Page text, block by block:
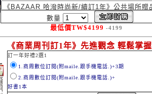
數量
最低價TW$4199 -4199
《商業周刊訂1年》先進觀念 輕鬆掌握
訂一年好禮2選1
1.商周數位訂閱(附maile.跟手機電話.)+3期
2.商周數位訂閱(附maile.跟手機電話.)+
好書1本